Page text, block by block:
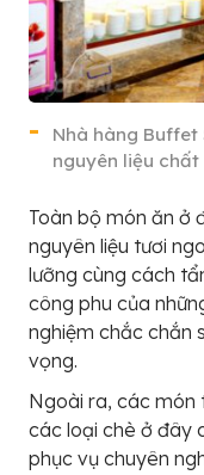
Nhà hàng Buffet
nguyên liệu
Toàn bộ món ăn ở
nguyên liệu tươi
lưỡng cùng cách
công phu của
nghiệm chắc chắn
vọng.
Ngoài ra, các món
các loại chè ở đây
phục vụ chuyên